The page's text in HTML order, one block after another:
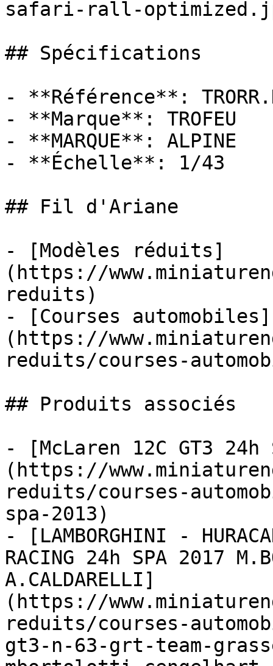
safari-rall-
## Spécifications
- **Référence**:
- **Marque**: TROFEU
- **MARQUE**: ALPINE
- **Échelle**: 1/43
## Fil d'Ariane
- [Modèles réduits]
(https://
reduits)
- [Courses automobiles]
(https://
reduits/courses-
## Produits associés
- [McLaren 12C GT3 24h
(https://
reduits/courses-
spa-2013)
- [LAMBORGHINI -
RACING 24h SPA 2017
A.CALDARELLI]
(https://
reduits/courses-
gt3-n-63-grt-team-